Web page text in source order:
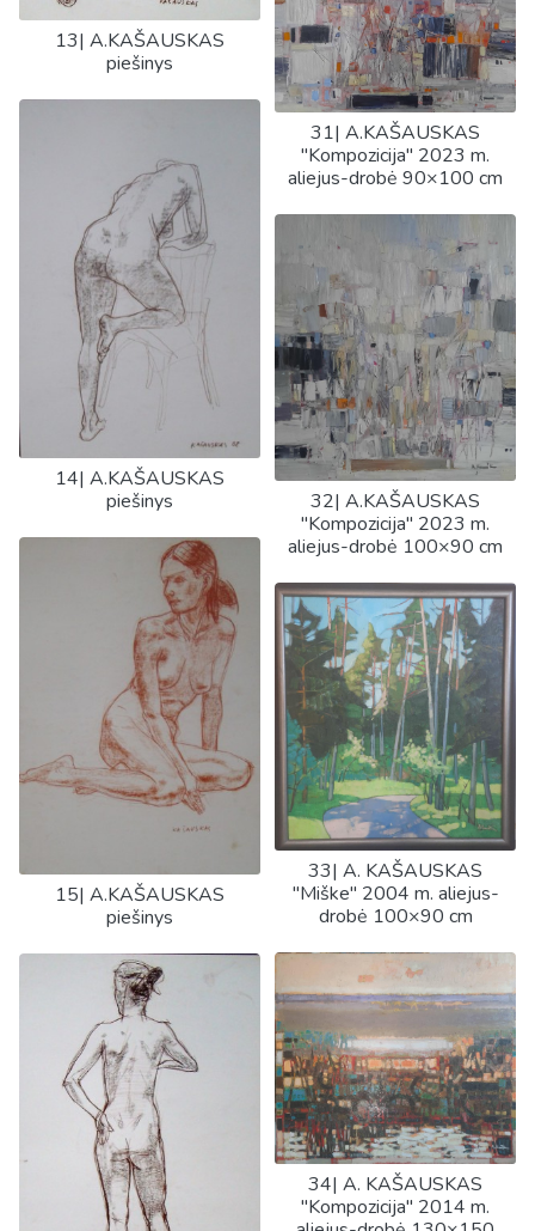
13| A.KAŠAUSKAS
piešinys
14| A.KAŠAUSKAS
piešinys
15| A.KAŠAUSKAS
piešinys
31| A.KAŠAUSKAS
"Kompozicija" 2023 m.
aliejus-drobė 90×100 cm
32| A.KAŠAUSKAS
"Kompozicija" 2023 m.
aliejus-drobė 100×90 cm
33| A. KAŠAUSKAS
"Miške" 2004 m. aliejus-
drobė 100×90 cm
34| A. KAŠAUSKAS
"Kompozicija" 2014 m.